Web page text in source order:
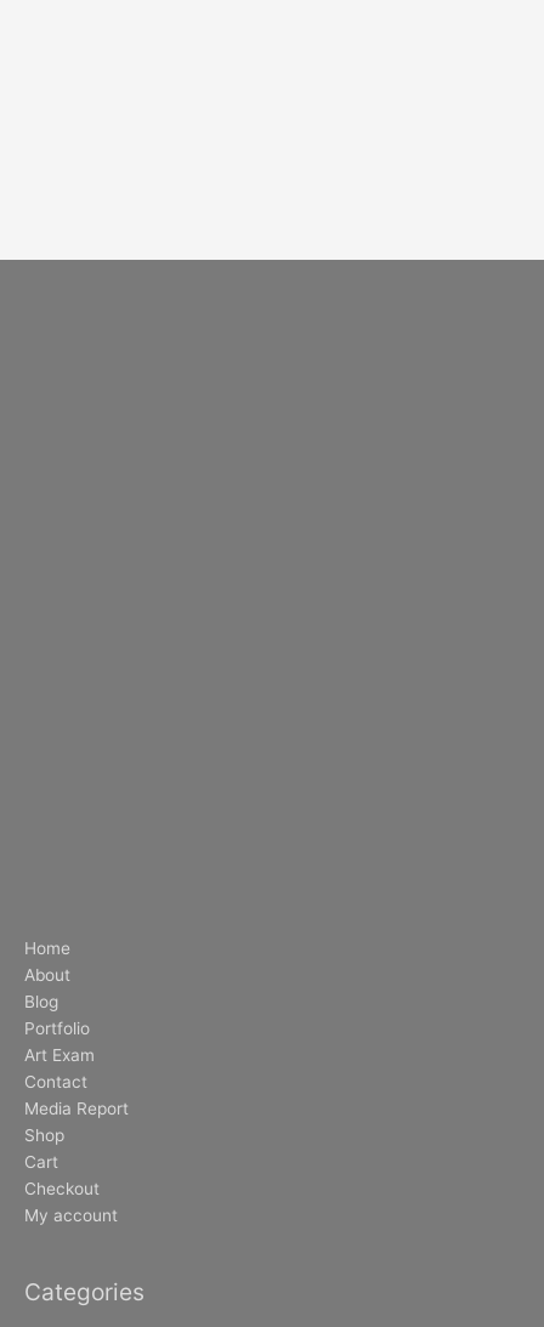
Home
About
Blog
Portfolio
Art Exam
Contact
Media Report
Shop
Cart
Checkout
My account
Categories